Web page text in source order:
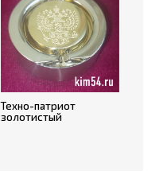
Техно-патриот
золотистый